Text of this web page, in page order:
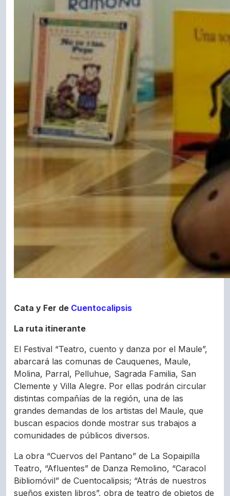
Cata y Fer de Cuentocalipsis
La ruta itinerante
El Festival “Teatro, cuento y danza por el Maule”,
abarcará las comunas de Cauquenes, Maule,
Molina, Parral, Pelluhue, Sagrada Familia, San
Clemente y Villa Alegre. Por ellas podrán circular
distintas compañías de la región, una de las
grandes demandas de los artistas del Maule, que
buscan espacios donde mostrar sus trabajos a
comunidades de públicos diversos.
La obra “Cuervos del Pantano” de La Sopaipilla
Teatro, “Afluentes” de Danza Remolino, “Caracol
Bibliomóvil” de Cuentocalipsis; “Atrás de nuestros
sueños existen libros”, obra de teatro de objetos de